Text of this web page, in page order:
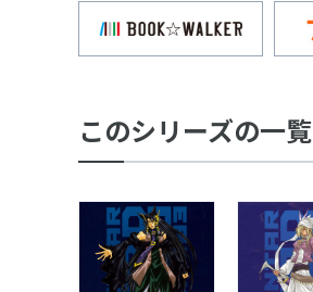
このシリーズの一覧